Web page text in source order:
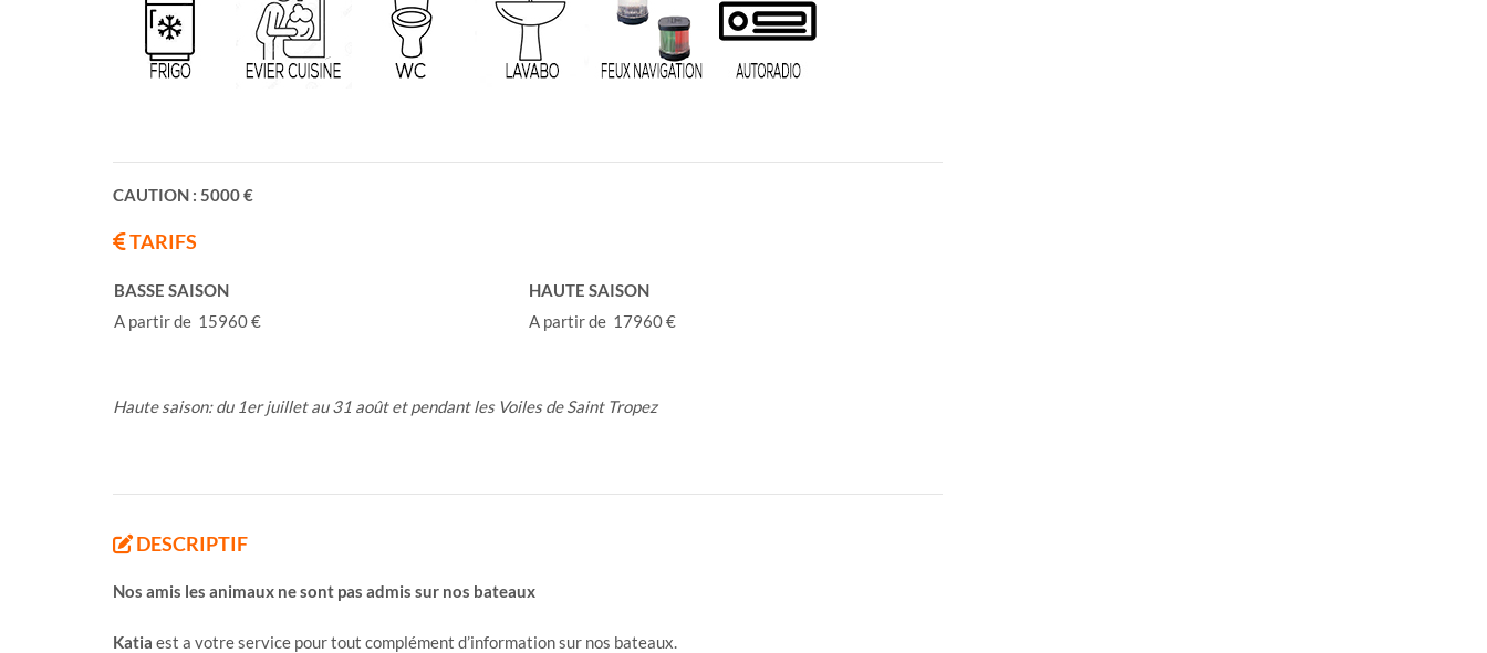
CAUTION : 5000 €
TARIFS
BASSE SAISON
HAUTE SAISON
A partir de 15960 €
A partir de 17960 €
Haute saison: du 1er juillet au 31 août et pendant les Voiles de Saint Tropez
DESCRIPTIF
Nos amis les animaux ne sont pas admis sur nos bateaux
Katia est a votre service pour tout complément d’information sur nos bateaux.